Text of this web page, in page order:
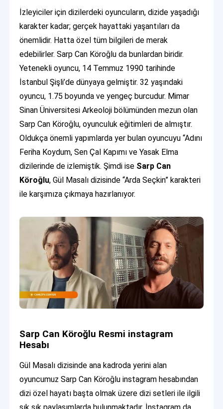
İzleyiciler için dizilerdeki oyuncuların, dizide yaşadığı
karakter kadar; gerçek hayattaki yaşantıları da
önemlidir. Hatta özel tüm bilgileri de merak
edebilirler. Sarp Can Köroğlu da bunlardan biridir.
Yetenekli oyuncu, 14 Temmuz 1990 tarihinde
İstanbul Şişli’de dünyaya gelmiştir. 32 yaşındaki
oyuncu, 1.75 boyunda ve yengeç burcudur. Mimar
Sinan Üniversitesi Arkeoloji bölümünden mezun olan
Sarp Can Köroğlu, oyunculuk eğitimleri de almıştır.
Oldukça önemli yapımlarda yer bulan oyuncuyu “Adını
Feriha Koydum, Sen Çal Kapımı ve Yasak Elma
dizilerinde de izlemiştik. Şimdi ise Sarp Can
Köroğlu, Gül Masalı dizisinde “Arda Seçkin” karakteri
ile karşımıza çıkmaya hazırlanıyor.
Sarp Can Köroğlu Resmi instagram
Hesabı
Gül Masalı dizisinde ana kadroda yerini alan
oyuncumuz Sarp Can Köroğlu instagram hesabından
dizi özel hayatı başta olmak üzere dizi setleri ile ilgili